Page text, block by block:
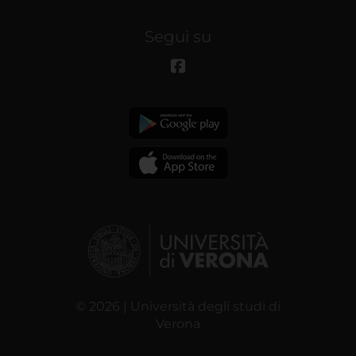
Segui su
© 2026 | Università degli studi di
Verona